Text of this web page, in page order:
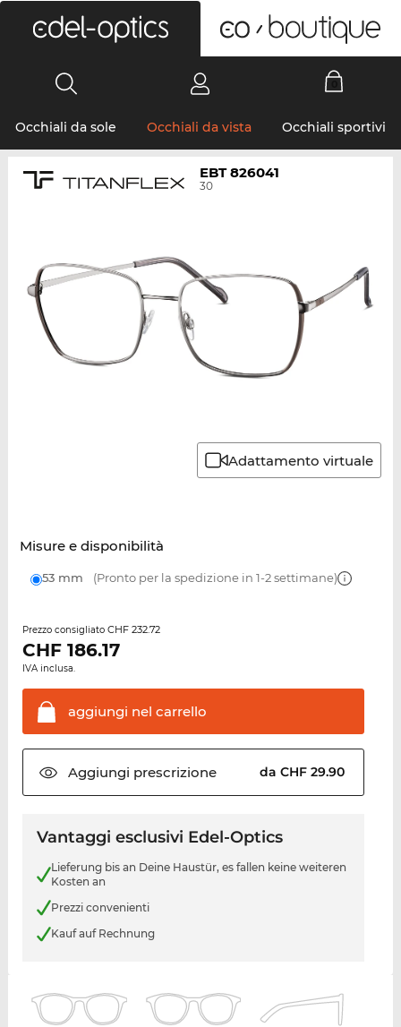
Occhiali da sole Occhiali da vista Occhiali sportivi
EBT 826041
30
Adattamento virtuale
Misure e disponibilità
53 mm (Pronto per la spedizione in 1-2 settimane)
Prezzo consigliato CHF 232.72
CHF 186.17
IVA inclusa.
aggiungi nel carrello
Aggiungi prescrizione da CHF 29.90
Vantaggi esclusivi Edel-Optics
Lieferung bis an Deine Haustür, es fallen keine weiteren
Kosten an
Prezzi convenienti
Kauf auf Rechnung